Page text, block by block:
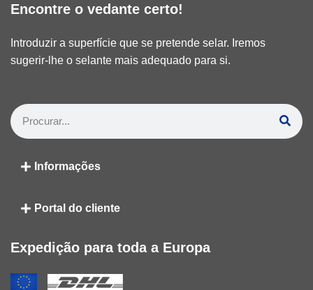
Encontre o vedante certo!
Introduzir a superfície que se pretende selar. Iremos
sugerir-lhe o selante mais adequado para si.
Informações
Portal do cliente
Expedição para toda a Europa